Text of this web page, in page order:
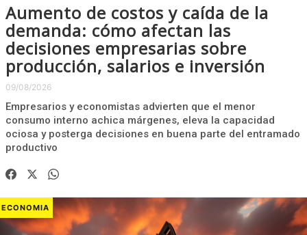
Aumento de costos y caída de la
demanda: cómo afectan las
decisiones empresarias sobre
producción, salarios e inversión
09/08/2026
Empresarios y economistas advierten que el menor
consumo interno achica márgenes, eleva la capacidad
ociosa y posterga decisiones en buena parte del entramado
productivo
ECONOMIA